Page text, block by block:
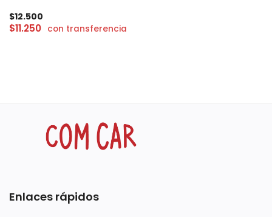
$12.500
$11.250 con transferencia
Enlaces rápidos